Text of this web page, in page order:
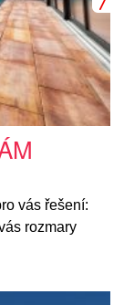
vás řešení:
rozmary